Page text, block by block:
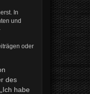
In
und
oder
des
habe